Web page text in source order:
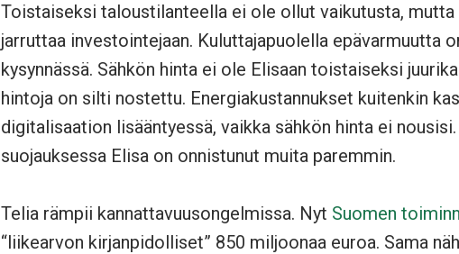
Toistaiseksi taloustilanteella ei ole ollut vaikutusta,
jarruttaa investointejaan. Kuluttajapuolella epävarmuutta
kysynnässä. Sähkön hinta ei ole Elisaan toistaiseksi
hintoja on silti nostettu. Energiakustannukset kuitenkin
digitalisaation lisääntyessä, vaikka sähkön hinta ei nousisi.
suojauksessa Elisa on onnistunut muita paremmin.
Telia rämpii kannattavuusongelmissa. Nyt Suomen
“liikearvon kirjanpidolliset” 850 miljoonaa euroa. Sama